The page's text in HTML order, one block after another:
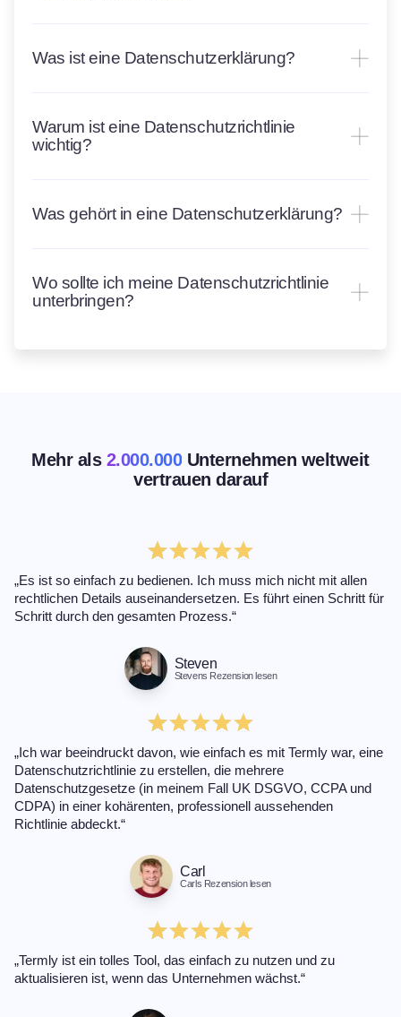
Was ist eine Datenschutzerklärung?
Warum ist eine Datenschutzrichtlinie
wichtig?
Was gehört in eine Datenschutzerklärung?
Wo sollte ich meine Datenschutzrichtlinie
unterbringen?
Mehr als 2.000.000 Unternehmen weltweit
vertrauen darauf
„Es ist so einfach zu bedienen. Ich muss mich nicht mit allen
rechtlichen Details auseinandersetzen. Es führt einen Schritt für
Schritt durch den gesamten Prozess.“
Steven
Stevens Rezension lesen
„Ich war beeindruckt davon, wie einfach es mit Termly war, eine
Datenschutzrichtlinie zu erstellen, die mehrere
Datenschutzgesetze (in meinem Fall UK DSGVO, CCPA und
CDPA) in einer kohärenten, professionell aussehenden
Richtlinie abdeckt.“
Carl
Carls Rezension lesen
„Termly ist ein tolles Tool, das einfach zu nutzen und zu
aktualisieren ist, wenn das Unternehmen wächst.“